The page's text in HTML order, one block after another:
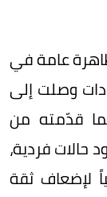
عامة في
وصلت إلى
قدّمته من
حالات فردية،
لإضعاف ثقة